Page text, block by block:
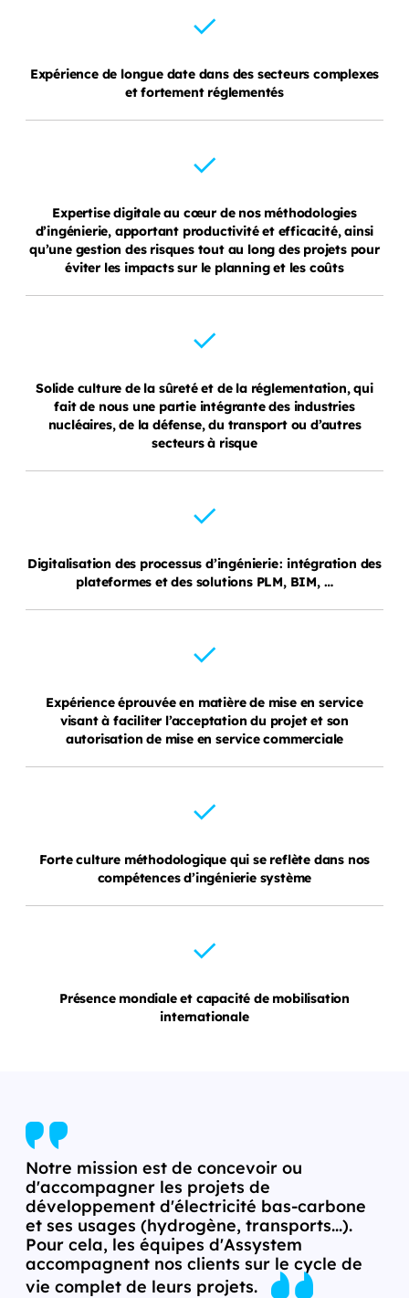
Expérience de longue date dans des secteurs complexes
et fortement réglementés
Expertise digitale au cœur de nos méthodologies
d’ingénierie, apportant productivité et efficacité, ainsi
qu’une gestion des risques tout au long des projets pour
éviter les impacts sur le planning et les coûts
Solide culture de la sûreté et de la réglementation, qui
fait de nous une partie intégrante des industries
nucléaires, de la défense, du transport ou d’autres
secteurs à risque
Digitalisation des processus d’ingénierie : intégration des
plateformes et des solutions PLM, BIM, …
Expérience éprouvée en matière de mise en service
visant à faciliter l’acceptation du projet et son
autorisation de mise en service commerciale
Forte culture méthodologique qui se reflète dans nos
compétences d’ingénierie système
Présence mondiale et capacité de mobilisation
internationale
Notre mission est de concevoir ou
d'accompagner les projets de
développement d'électricité bas-carbone
et ses usages (hydrogène, transports...).
Pour cela, les équipes d'Assystem
accompagnent nos clients sur le cycle de
vie complet de leurs projets.